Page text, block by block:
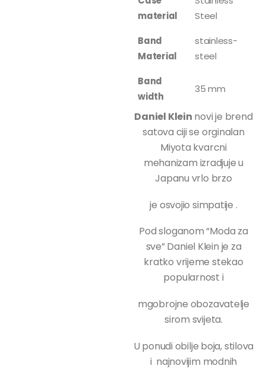
material
Steel
Band
Material
stainless-
steel
Band
width
35 mm
Daniel Klein novi je brend
satova ciji se orginalan
Miyota kvarcni
mehanizam izradjuje u
Japanu vrlo brzo
je osvojio simpatije .
Pod sloganom “Moda za
sve” Daniel Klein je za
kratko vrijeme stekao
popularnost i
mgobrojne obozavatelje
sirom svijeta.
U ponudi obilje boja, stilova
i najnovijim modnih